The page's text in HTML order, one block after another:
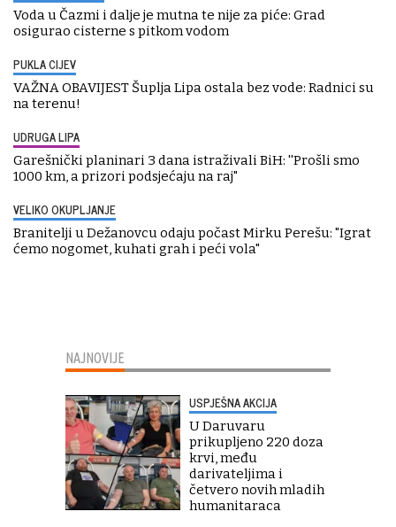
Voda u Čazmi i dalje je mutna te nije za piće: Grad
osigurao cisterne s pitkom vodom
PUKLA CIJEV
VAŽNA OBAVIJEST Šuplja Lipa ostala bez vode: Radnici su
na terenu!
UDRUGA LIPA
Garešnički planinari 3 dana istraživali BiH: ''Prošli smo
1000 km, a prizori podsjećaju na raj"
VELIKO OKUPLJANJE
Branitelji u Dežanovcu odaju počast Mirku Perešu: "Igrat
ćemo nogomet, kuhati grah i peći vola"
NAJNOVIJE
USPJEŠNA AKCIJA
U Daruvaru
prikupljeno 220 doza
krvi, među
darivateljima i
četvero novih mladih
humanitaraca